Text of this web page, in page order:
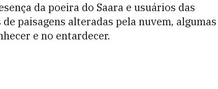
da poeira do Saara e usuários das
paisagens alteradas pela nuvem, algumas
e no entardecer.